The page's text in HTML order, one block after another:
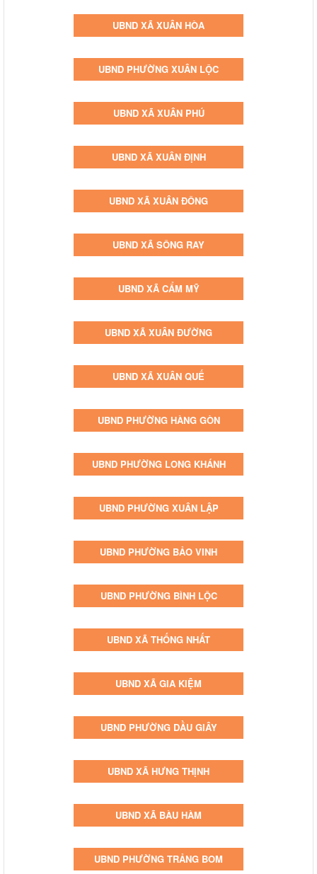
UBND XÃ XUÂN HÒA
UBND PHƯỜNG XUÂN LỘC
UBND XÃ XUÂN PHÚ
UBND XÃ XUÂN ĐỊNH
UBND XÃ XUÂN ĐÔNG
UBND XÃ SÔNG RAY
UBND XÃ CẨM MỸ
UBND XÃ XUÂN ĐƯỜNG
UBND XÃ XUÂN QUẾ
UBND PHƯỜNG HÀNG GÒN
UBND PHƯỜNG LONG KHÁNH
UBND PHƯỜNG XUÂN LẬP
UBND PHƯỜNG BẢO VINH
UBND PHƯỜNG BÌNH LỘC
UBND XÃ THỐNG NHẤT
UBND XÃ GIA KIỆM
UBND PHƯỜNG DẦU GIÂY
UBND XÃ HƯNG THỊNH
UBND XÃ BÀU HÀM
UBND PHƯỜNG TRẢNG BOM